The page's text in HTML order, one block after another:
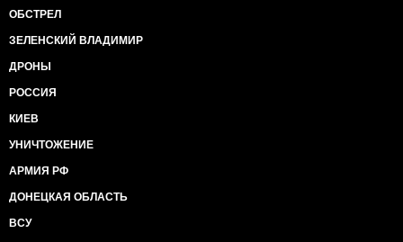
ОБСТРЕЛ
ЗЕЛЕНСКИЙ ВЛАДИМИР
ДРОНЫ
РОССИЯ
КИЕВ
УНИЧТОЖЕНИЕ
АРМИЯ РФ
ДОНЕЦКАЯ ОБЛАСТЬ
ВСУ